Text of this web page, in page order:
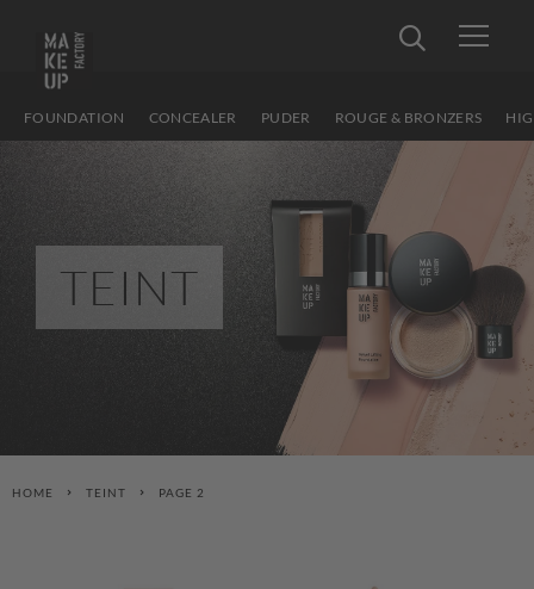
FOUNDATION CONCEALER PUDER ROUGE & BRONZERS
TEINT
HOME TEINT PAGE 2